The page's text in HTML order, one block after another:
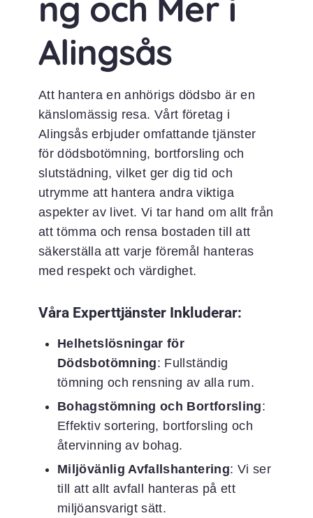
ng och Mer i
Alingsås
Att hantera en anhörigs dödsbo är en
känslomässig resa. Vårt företag i
Alingsås erbjuder omfattande tjänster
för dödsbotömning, bortforsling och
slutstädning, vilket ger dig tid och
utrymme att hantera andra viktiga
aspekter av livet. Vi tar hand om allt från
att tömma och rensa bostaden till att
säkerställa att varje föremål hanteras
med respekt och värdighet.
Våra Experttjänster Inkluderar:
Helhetslösningar för
Dödsbotömning: Fullständig
tömning och rensning av alla rum.
Bohagstömning och Bortforsling:
Effektiv sortering, bortforsling och
återvinning av bohag.
Miljövänlig Avfallshantering: Vi ser
till att allt avfall hanteras på ett
miljöansvarigt sätt.